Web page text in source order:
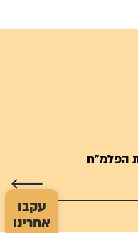
עקבו
אחרינו
הפלמ"ח